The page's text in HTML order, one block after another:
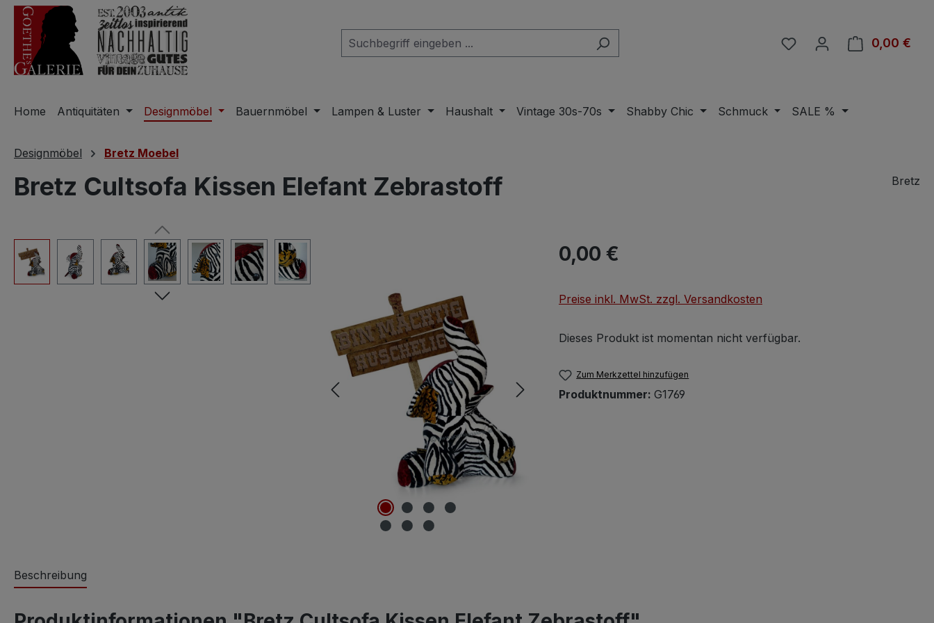
Hauptinhalt springen
Zur Suche springen
Zur Hauptnavigation springen
Du hast 0 Produkte auf
0,00 €
Home Antiquitäten Designmöbel Bauernmöbel Lampen & Luster Haushalt Vintage 30s-70s Shabby Chic Schmuck SALE %
Designmöbel Bretz Moebel
Bretz Cultsofa Kissen Elefant Zebrastoff Bretz
Regulärer Preis:
0,00 €
Preise inkl. MwSt. zzgl. Versandkosten
Dieses Produkt ist momentan nicht verfügbar.
Zum Merkzettel hinzufügen
Produktnummer: G1769
Beschreibung